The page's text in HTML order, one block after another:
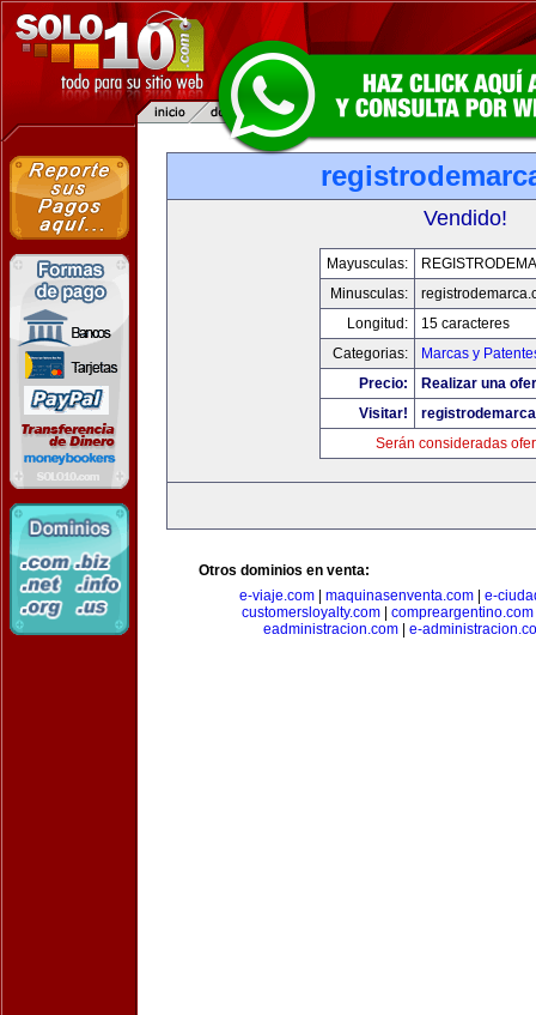
Vendido!
Mayusculas:
Minusculas:
Longitud:
15 caracteres
Categorias:
Marcas y
Precio:
Realizar una
Visitar!
Serán consideradas
Otros dominios en venta:
e-viaje.com| maquinasenventa.com| e-
customersloyalty.com| compreargentino.com
eadministracion.com
e-